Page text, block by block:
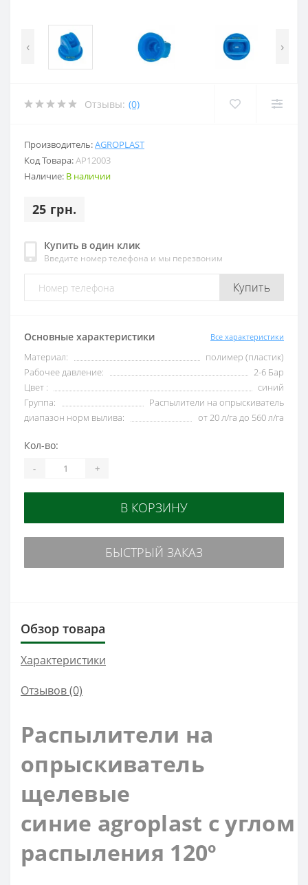
‹ ›
Отзывы: (0)
Производитель:AGROPLAST
Код Товара:AP12003
Наличие: В наличии
25 грн.
Купить в один клик
Введите номер телефона и мы перезвоним
Купить
Основные характеристики Все характеристики
Материал:
полимер (пластик)
Рабочее давление:
2-6 Бар
Цвет :
синий
Группа:
Распылители на опрыскиватель
диапазон норм вылива:
от 20 л/га до 560 л/га
Кол-во:
- +
В КОРЗИНУ
БЫСТРЫЙ ЗАКАЗ
Обзор товара
Характеристики
Отзывов (0)
Распылители на
опрыскиватель
щелевые
синие agroplast с углом
распыления 120º